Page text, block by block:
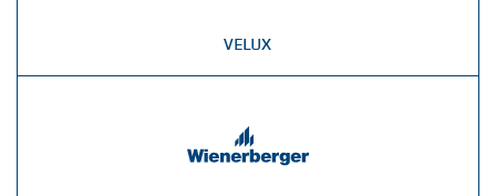
VELUX